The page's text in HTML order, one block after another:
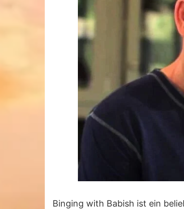
Binging with Babish ist ein